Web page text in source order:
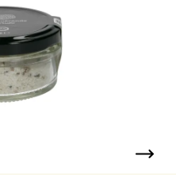
het voor vlees